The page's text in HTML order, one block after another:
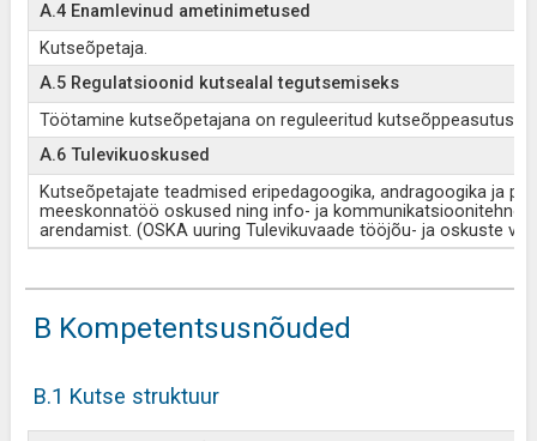
A.4 Enamlevinud ametinimetused
Kutseõpetaja.
A.5 Regulatsioonid kutsealal tegutsemiseks
Töötamine kutseõpetajana on reguleeritud kutseõppeasutuse
A.6 Tulevikuoskused
Kutseõpetajate teadmised eripedagoogika, andragoogika ja
meeskonnatöö oskused ning info- ja
arendamist. (OSKA uuring Tulevikuvaade tööjõu- ja oskuste
B Kompetentsusnõuded
B.1 Kutse struktuur